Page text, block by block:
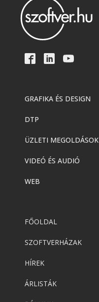
GRAFIKA ÉS DESIGN
DTP
ÜZLETI MEGOLDÁSOK
VIDEÓ ÉS AUDIÓ
WEB
FŐOLDAL
SZOFTVERHÁZAK
HÍREK
ÁRLISTÁK